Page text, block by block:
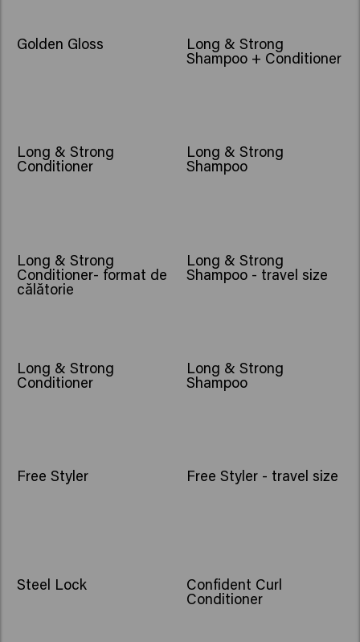
NOU
Golden Gloss Long & Strong
Shampoo + Conditioner
BESTSELLER
Long & Strong
Conditioner
BESTSELLER
Long & Strong
Shampoo
Long & Strong
Conditioner- format de
călătorie
Long & Strong
Shampoo - travel size
Long & Strong
Conditioner
Long & Strong
Shampoo
Free Styler Free Styler - travel size
NOU
Steel Lock Confident Curl
Conditioner